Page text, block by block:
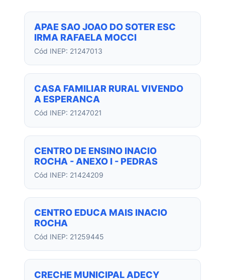
APAE SAO JOAO DO SOTER ESC
IRMA RAFAELA MOCCI
Cód INEP: 21247013
CASA FAMILIAR RURAL VIVENDO
A ESPERANCA
Cód INEP: 21247021
CENTRO DE ENSINO INACIO
ROCHA - ANEXO I - PEDRAS
Cód INEP: 21424209
CENTRO EDUCA MAIS INACIO
ROCHA
Cód INEP: 21259445
CRECHE MUNICIPAL ADECY